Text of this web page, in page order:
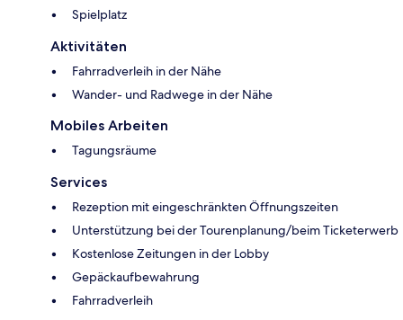
Spielplatz
Aktivitäten
Fahrradverleih in der Nähe
Wander- und Radwege in der Nähe
Mobiles Arbeiten
Tagungsräume
Services
Rezeption mit eingeschränkten Öffnungszeiten
Unterstützung bei der Tourenplanung/beim Ticketerwerb
Kostenlose Zeitungen in der Lobby
Gepäckaufbewahrung
Fahrradverleih